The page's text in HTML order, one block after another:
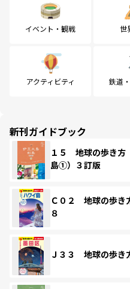
イベント・観戦 世
アクティビティ 鉄道
新刊ガイドブック
１５ 地球の歩き
島①）３訂版
Ｃ０２ 地球の歩
８
Ｊ３３ 地球の歩